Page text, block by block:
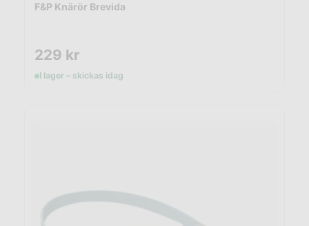
F&P Knärör Brevida
229 kr
I lager – skickas idag